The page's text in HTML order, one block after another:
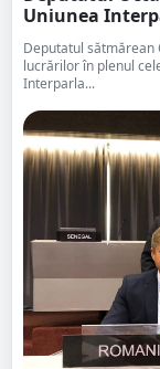
Uniunea
Deputatul sătmărean
lucrărilor în plenul
Interparla...